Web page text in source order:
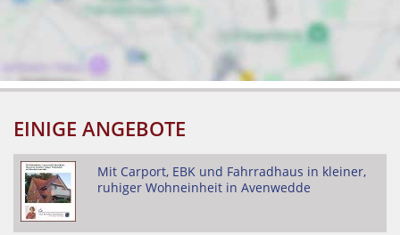
EINIGE ANGEBOTE
Mit Carport, EBK und Fahrradhaus in kleiner,
ruhiger Wohneinheit in Avenwedde